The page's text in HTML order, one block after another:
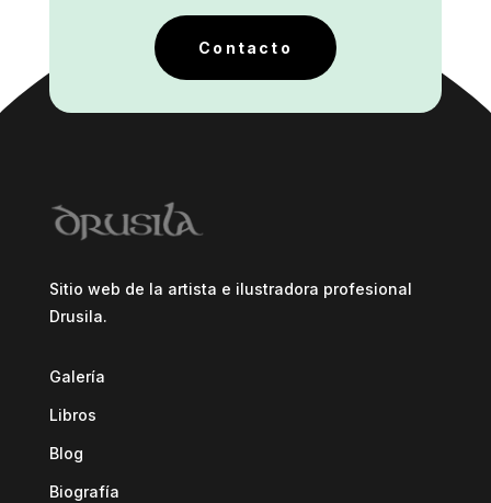
Contacto
Sitio web de la artista e ilustradora profesional
Drusila.
Galería
Libros
Blog
Biografía